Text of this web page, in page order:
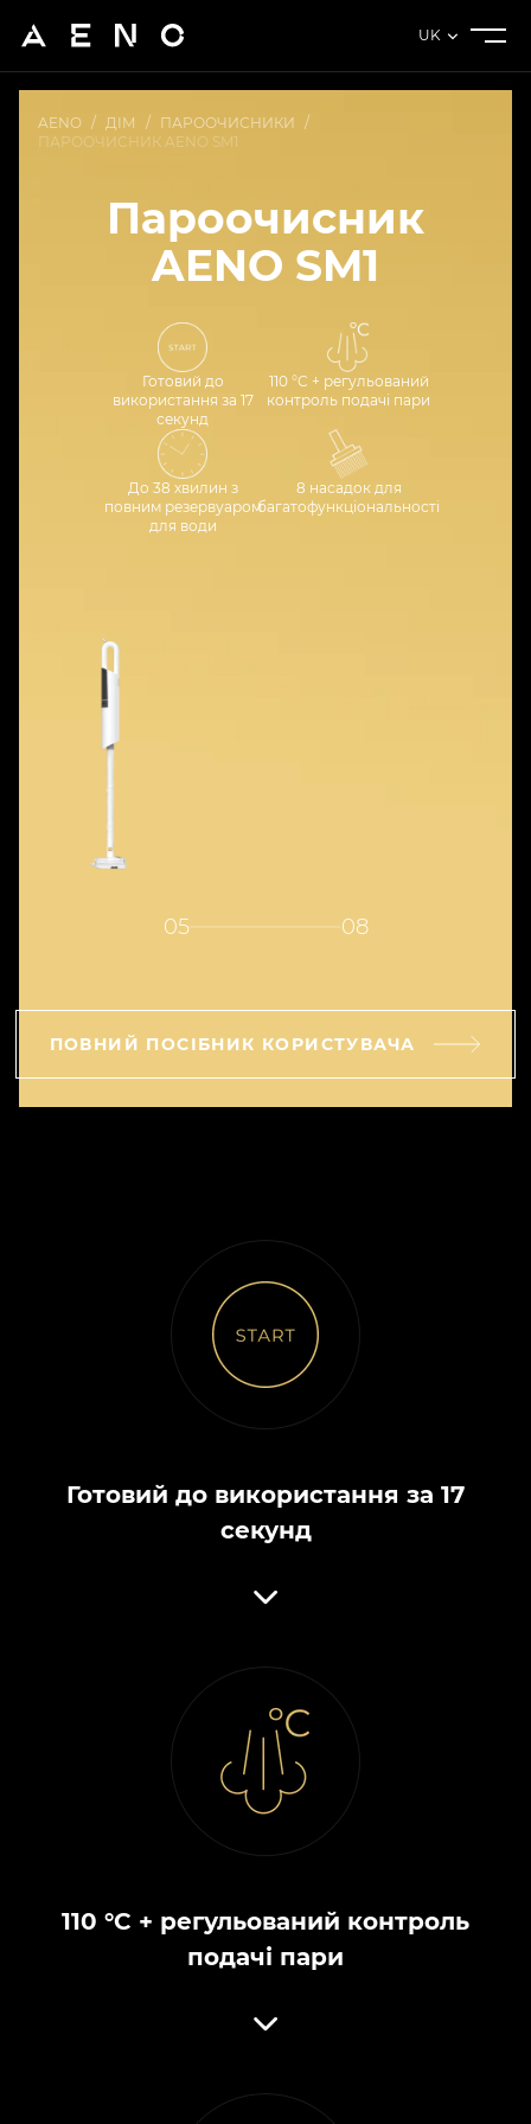
UK
AENO / ДІМ / ПАРООЧИСНИКИ /
ПАРООЧИСНИК AENO SM1
Пароочисник
AENO SM1
Готовий до
використання за 17
секунд
110 °C + регульований
контроль подачі пари
До 38 хвилин з
повним резервуаром
для води
8 насадок для
багатофункціональності
05 08
ПОВНИЙ ПОСІБНИК КОРИСТУВАЧА
Готовий до використання за 17
секунд
110 °C + регульований контроль
подачі пари